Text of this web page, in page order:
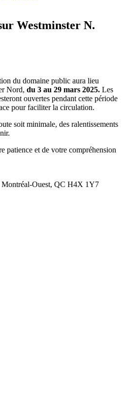
Westminster N.
du domaine public aura lieu
Nord, du 3 au 29 mars 2025. Les
ouvertes pendant cette période
pour faciliter la circulation.
soit minimale, des ralentissements
patience et de votre compréhension
Montréal-Ouest, QC H4X 1Y7